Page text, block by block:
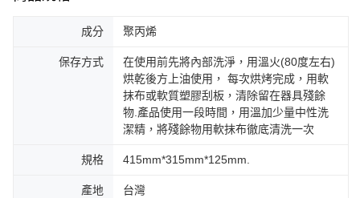
成分 聚丙烯
保存方式
在使用前先將內部洗淨，用溫火(80度左右)
烘乾後方上油使用， 每次烘烤完成，用軟
抹布或軟質塑膠刮板，清除留在器具殘餘
物.產品使用一段時間，用溫加少量中性洗
潔精，將殘餘物用軟抹布徹底清洗一次
規格 415mm*315mm*125mm.
產地 台灣